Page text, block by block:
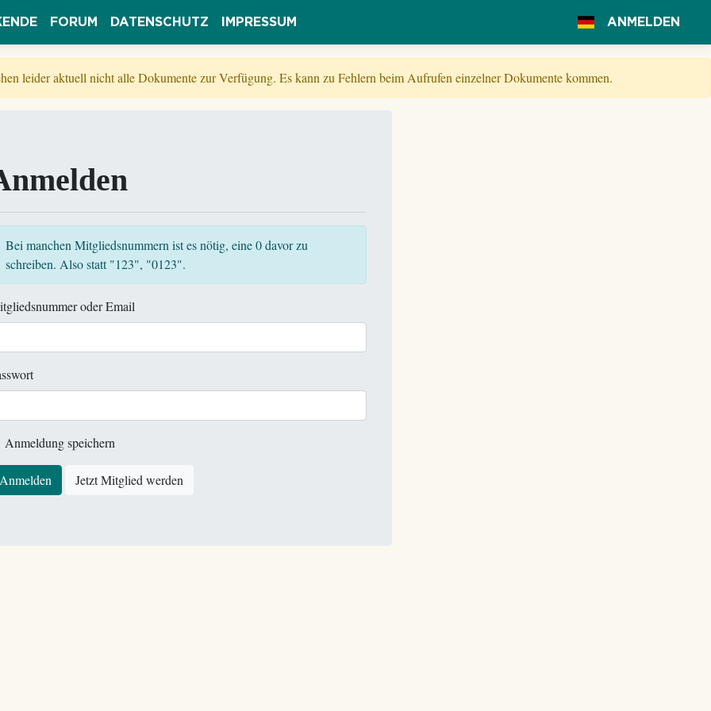
FORUM DATENSCHUTZ IMPRESSUM ANMELDEN
leider aktuell nicht alle Dokumente zur Verfügung. Es kann zu Fehlern beim Aufrufen einzelner Dokumente kommen.
Bei manchen Mitgliedsnummern ist es nötig, eine 0 davor zu
schreiben. Also statt "123", "0123".
oder Email
Anmeldung speichern
Anmelden Jetzt Mitglied werden